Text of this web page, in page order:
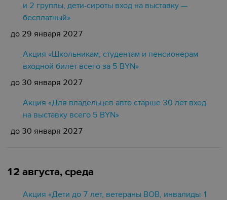
и 2 группы, дети-сироты вход на выставку —
бесплатный»
до 29 января 2027
Акция «Школьникам, студентам и пенсионерам
входной билет всего за 5 BYN»
до 30 января 2027
Акция «Для владельцев авто старше 30 лет вход
на выставку всего 5 BYN»
до 30 января 2027
12 августа, среда
Акция «Дети до 7 лет, ветераны ВОВ, инвалиды 1